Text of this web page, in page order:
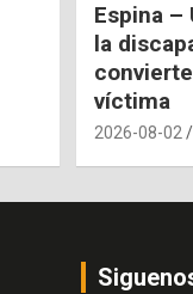
Espina –
la
víctima
2026-08-02